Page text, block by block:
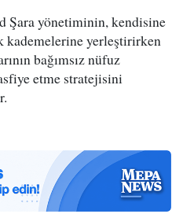
Şara yönetiminin, kendisine
yerleştirirken
bağımsız nüfuz
etme stratejisini